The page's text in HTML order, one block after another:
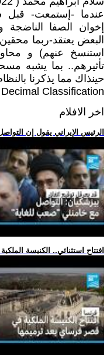
عندما -إستمعت- قبل
إخوان الصفا
البعض يعتقد-ربما
استنسخ عنهم) و
تأثيرهم.. بما يشبه
حينذاك مما يذكرنا
Classification
اخر الافلام
.. الرئيس الإيراني يقول إن
.. افتتاح استثنائي.. الكنيسة